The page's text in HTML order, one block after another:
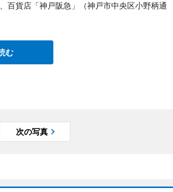
百貨店「神戸阪急」（神戸市中央区小野柄通
む
次の写真